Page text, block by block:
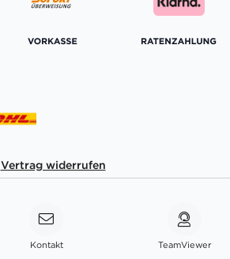
Vertrag widerrufen
Kontakt TeamViewer